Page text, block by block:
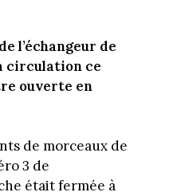
l’échangeur de
circulation ce
ouverte en
de morceaux de
3 de
était fermée à